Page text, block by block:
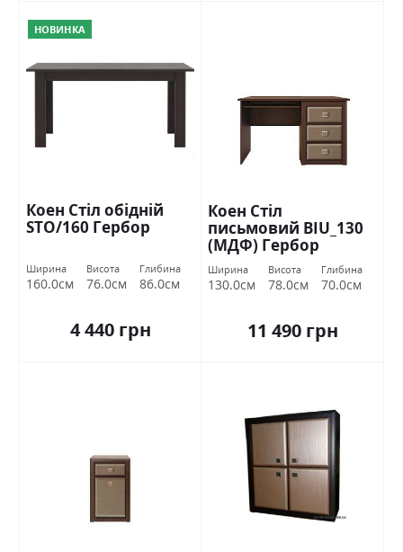
НОВИНКА
Коен Стіл обідній
STO/160 Гербор
Ширина
160.0см
Висота
76.0см
Глибина
86.0см
4 440 грн
Коен Стіл
письмовий BIU_130
(МДФ) Гербор
Ширина
130.0см
Висота
78.0см
Глибина
70.0см
11 490 грн